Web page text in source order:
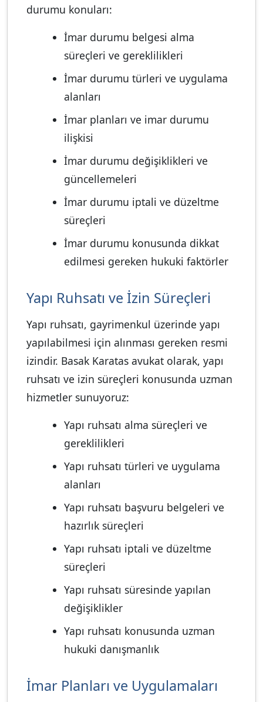
durumu konuları:
İmar durumu belgesi alma
süreçleri ve gereklilikleri
İmar durumu türleri ve uygulama
alanları
İmar planları ve imar durumu
ilişkisi
İmar durumu değişiklikleri ve
güncellemeleri
İmar durumu iptali ve düzeltme
süreçleri
İmar durumu konusunda dikkat
edilmesi gereken hukuki faktörler
Yapı Ruhsatı ve İzin Süreçleri
Yapı ruhsatı, gayrimenkul üzerinde yapı
yapılabilmesi için alınması gereken resmi
izindir. Basak Karatas avukat olarak, yapı
ruhsatı ve izin süreçleri konusunda uzman
hizmetler sunuyoruz:
Yapı ruhsatı alma süreçleri ve
gereklilikleri
Yapı ruhsatı türleri ve uygulama
alanları
Yapı ruhsatı başvuru belgeleri ve
hazırlık süreçleri
Yapı ruhsatı iptali ve düzeltme
süreçleri
Yapı ruhsatı süresinde yapılan
değişiklikler
Yapı ruhsatı konusunda uzman
hukuki danışmanlık
İmar Planları ve Uygulamaları